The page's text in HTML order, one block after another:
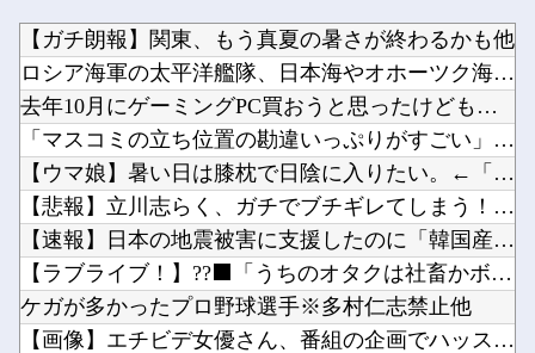
【ガチ朗報】関東、もう真夏の暑さが終わるかも他
ロシア海軍の太平洋艦隊、日本海やオホーツク海で軍事演習開始…...
去年10月にゲーミングPC買おうと思ったけどもう少し後でいい...
「マスコミの立ち位置の勘違いっぷりがすごい」と報ステ大越キャ...
【ウマ娘】暑い日は膝枕で日陰に入りたい。←「絶対に離れたくな...
【悲報】立川志らく、ガチでブチギレてしまう！！！！！！他
【速報】日本の地震被害に支援したのに「韓国産の水は水洗トイレ...
【ラブライブ！】??‍⬛「うちのオタクは社畜かボンボン」（世...
ケガが多かったプロ野球選手※多村仁志禁止他
【画像】エチビデ女優さん、番組の企画でハッスルしすぎてしまう...